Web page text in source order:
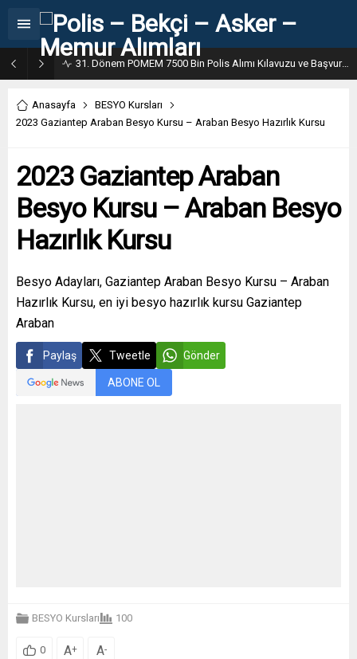
31. Dönem POMEM 7500 Bin Polis Alımı Kılavuzu ve Başvuru Ekranı
Anasayfa
BESYO Kursları
2023 Gaziantep Araban Besyo Kursu – Araban Besyo Hazırlık Kursu
2023 Gaziantep Araban
Besyo Kursu – Araban Besyo
Hazırlık Kursu
Besyo Adayları, Gaziantep Araban Besyo Kursu – Araban
Hazırlık Kursu, en iyi besyo hazırlık kursu Gaziantep
Araban
Paylaş Tweetle Gönder
ABONE OL
BESYO Kursları 100
0 A+ A-